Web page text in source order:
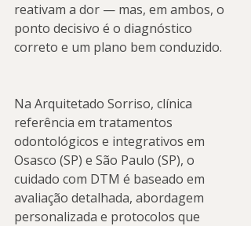
reativam a dor — mas, em ambos, o
ponto decisivo é o diagnóstico
correto e um plano bem conduzido.
Na Arquitetado Sorriso, clínica
referência em tratamentos
odontológicos e integrativos em
Osasco (SP) e São Paulo (SP), o
cuidado com DTM é baseado em
avaliação detalhada, abordagem
personalizada e protocolos que